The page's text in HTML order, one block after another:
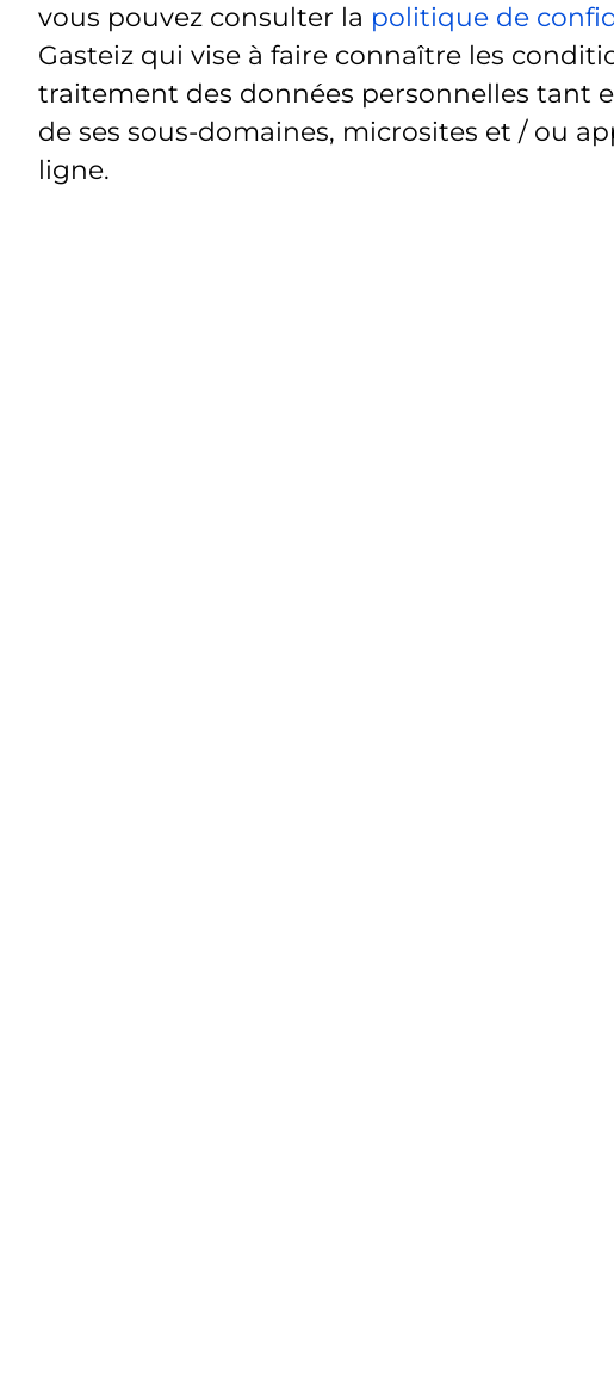
vous pouvez consulter la politique de
Gasteiz qui vise à faire connaître les
traitement des données personnelles tant
de ses sous-domaines, microsites et / ou
ligne.